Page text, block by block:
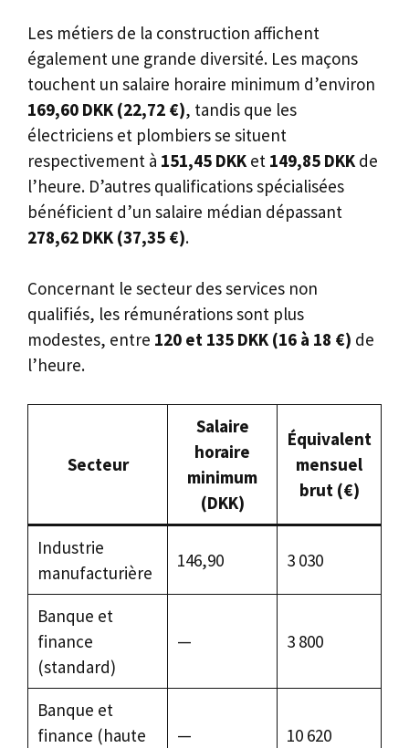
Les métiers de la construction affichent
également une grande diversité. Les maçons
touchent un salaire horaire minimum d’environ
169,60 DKK (22,72 €), tandis que les
électriciens et plombiers se situent
respectivement à 151,45 DKKet 149,85 DKKde
l’heure. D’autres qualifications spécialisées
bénéficient d’un salaire médian dépassant
278,62 DKK (37,35 €).
Concernant le secteur des services non
qualifiés, les rémunérations sont plus
modestes, entre 120 et 135 DKK (16 à 18 €) de
l’heure.
Secteur
Salaire
horaire
minimum
(DKK)
Équivalent
mensuel
brut (€)
Industrie
manufacturière
146,90 3 030
Banque et
finance
(standard)
— 3 800
Banque et
finance (haute
— 10 620